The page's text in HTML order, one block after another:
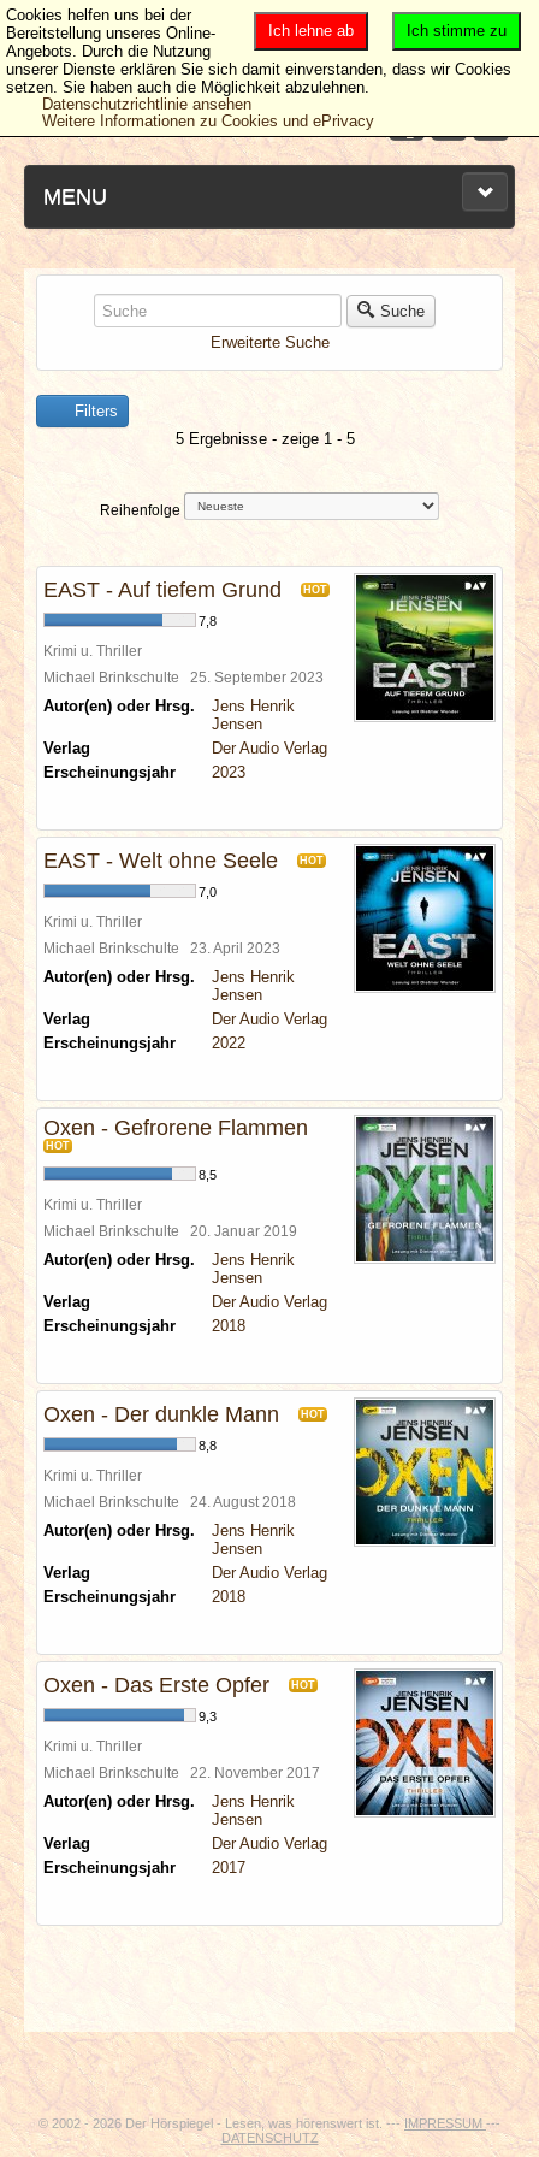
MENU
NEUESTE ARTIKEL
NEWS & DATES
BERICHTE
VERLOSUNGEN
SPECIALS
REDAKTION
LINKS
Suche
Erweiterte Suche
Filters
5 Ergebnisse - zeige 1 - 5
Reihenfolge
EAST - Auf tiefem Grund HOT
7,8
Krimi u. Thriller
Michael Brinkschulte 25. September 2023
Autor(en) oder Hrsg.
Jens Henrik
Jensen
Verlag
Der Audio Verlag
Erscheinungsjahr
2023
EAST - Welt ohne Seele HOT
7,0
Krimi u. Thriller
Michael Brinkschulte 23. April 2023
Autor(en) oder Hrsg.
Jens Henrik
Jensen
Verlag
Der Audio Verlag
Erscheinungsjahr
2022
Oxen - Gefrorene Flammen
HOT
8,5
Krimi u. Thriller
Michael Brinkschulte 20. Januar 2019
Autor(en) oder Hrsg.
Jens Henrik
Jensen
Verlag
Der Audio Verlag
Erscheinungsjahr
2018
Oxen - Der dunkle Mann HOT
8,8
Krimi u. Thriller
Michael Brinkschulte 24. August 2018
Autor(en) oder Hrsg.
Jens Henrik
Jensen
Verlag
Der Audio Verlag
Erscheinungsjahr
2018
Oxen - Das Erste Opfer HOT
9,3
Krimi u. Thriller
Michael Brinkschulte 22. November 2017
Autor(en) oder Hrsg.
Jens Henrik
Jensen
Verlag
Der Audio Verlag
Erscheinungsjahr
2017
© 2002 - 2026 Der Hörspiegel - Lesen, was hörenswert ist. ---IMPRESSUM ---
DATENSCHUTZ
Ich stimme zu
Ich lehne ab
Cookies helfen uns bei der
Bereitstellung unseres Online-
Angebots. Durch die Nutzung
unserer Dienste erklären Sie sich damit einverstanden, dass wir Cookies
setzen. Sie haben auch die Möglichkeit abzulehnen.
Datenschutzrichtlinie ansehen
Weitere Informationen zu Cookies und ePrivacy